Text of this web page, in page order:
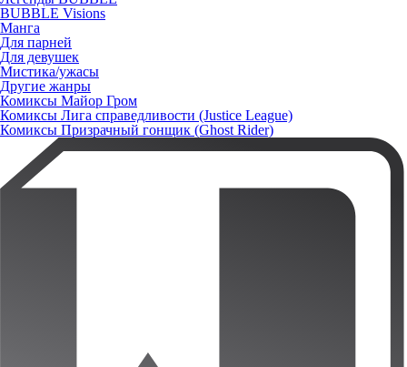
BUBBLE Visions
Манга
Для парней
Для девушек
Мистика/ужасы
Другие жанры
Комиксы Майор Гром
Комиксы Лига справедливости (Justice League)
Комиксы Призрачный гонщик (Ghost Rider)